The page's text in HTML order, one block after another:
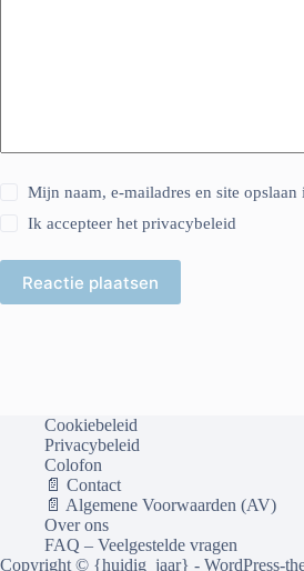
Mijn naam, e-mailadres en site
Ik accepteer hetprivacybeleid
Reactie plaatsen
Cookiebeleid
Privacybeleid
Colofon
📄 Contact
📄 Algemene Voorwaarden (AV)
Over ons
FAQ – Veelgestelde vragen
Copyright © {huidig_jaar} - WordPress-